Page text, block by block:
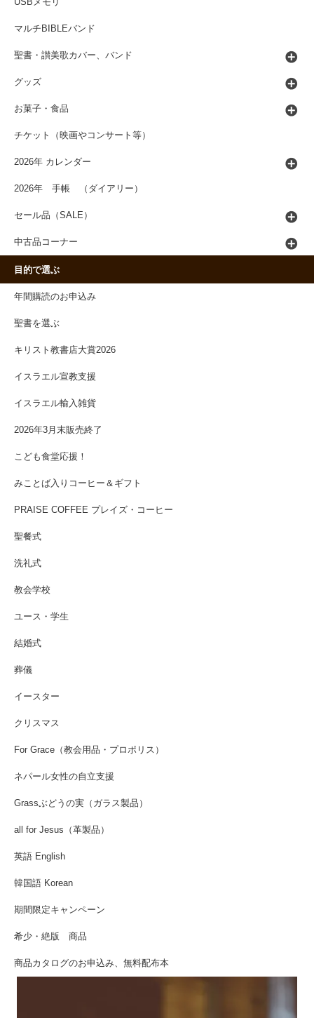
USBメモリ
マルチBIBLEバンド
聖書・讃美歌カバー、バンド
グッズ
お菓子・食品
チケット（映画やコンサート等）
2026年 カレンダー
2026年 手帳 （ダイアリー）
セール品（SALE）
中古品コーナー
目的で選ぶ
年間購読のお申込み
聖書を選ぶ
キリスト教書店大賞2026
イスラエル宣教支援
イスラエル輸入雑貨
2026年3月末販売終了
こども食堂応援！
みことば入りコーヒー＆ギフト
PRAISE COFFEE プレイズ・コーヒー
聖餐式
洗礼式
教会学校
ユース・学生
結婚式
葬儀
イースター
クリスマス
For Grace（教会用品・プロポリス）
ネパール女性の自立支援
Grassぶどうの実（ガラス製品）
all for Jesus（革製品）
英語 English
韓国語 Korean
期間限定キャンペーン
希少・絶版 商品
商品カタログのお申込み、無料配布本